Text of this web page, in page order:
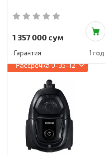
1 357 000 сум
Гарантия 1 год
Рассрочка0-35-12